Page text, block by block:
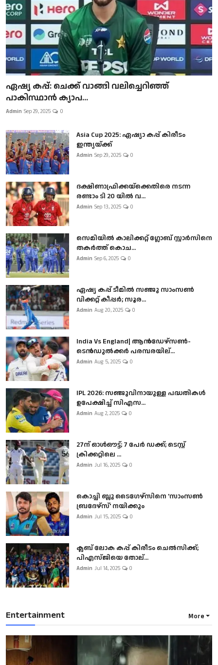
ഏഷ്യ കപ്പ്: ചെക്ക് വാങ്ങി വലിച്ചെറിഞ്ഞ്
പാകിസ്ഥാൻ ക്യാപ...
Admin Sep 29, 2025 0
Asia Cup 2025: ഏഷ്യാ കപ്പ് കിരീടം
ഇന്ത്യയ്ക്ക്
Admin Sep 29, 2025 0
ദക്ഷിണാഫ്രിക്കയ്‌ക്കെതിരെ നടന്ന
രണ്ടാം ടി 20 യിൽ വ...
Admin Sep 13, 2025 0
സെമിയിൽ കാലിക്കറ്റ് ഗ്ലോബ് സ്റ്റാർസിനെ
തകർത്ത് കൊച...
Admin Sep 6, 2025 0
ഏഷ്യ കപ്പ് ടീമിൽ സഞ്ജു സാംസൺ
വിക്കറ്റ് കീപ്പർ; സൂര...
Admin Aug 20, 2025 0
India Vs England| ആൻഡേഴ്സൺ-
ടെൻഡുല്‍ക്കർ പരമ്പരയില്...
Admin Aug 5, 2025 0
IPL 2026: സഞ്ജുവിനായുള്ള പദ്ധതികൾ
ഉപേക്ഷിച്ച് സിഎസ...
Admin Aug 2, 2025 0
27ന് ഓൾഔട്ട്; 7 പേർ ഡക്ക്; ടെസ്റ്റ്
ക്രിക്കറ്റിലെ ...
Admin Jul 16, 2025 0
കൊച്ചി ബ്ലൂ ടൈഗേഴ്സിനെ 'സാംസൺ
ബ്രദേഴ്സ്' നയിക്കും
Admin Jul 15, 2025 0
ക്ലബ് ലോക കപ്പ് കിരീടം ചെല്‍സിക്ക്;
പിഎസ്ജിയെ തോല്...
Admin Jul 14, 2025 0
Entertainment More